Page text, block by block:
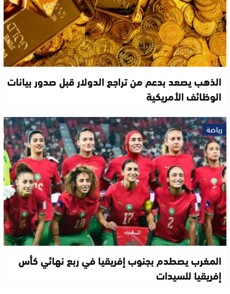
الذهب يصعد بدعم من تراجع الدولار قبل صدور بيانات
الوظائف الأمريكية
رياضة
المغرب يصطدم بجنوب إفريقيا في ربع نهائي كأس
إفريقيا للسيدات